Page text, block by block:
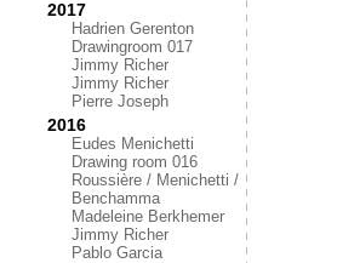
2017
Hadrien Gerenton
Drawingroom 017
Jimmy Richer
Jimmy Richer
Pierre Joseph
2016
Eudes Menichetti
Drawing room 016
Roussière / Menichetti /
Benchamma
Madeleine Berkhemer
Jimmy Richer
Pablo Garcia